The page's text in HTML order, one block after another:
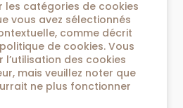
les catégories de cookies
vous avez sélectionnés
comme décrit
de cookies. Vous
l’utilisation des cookies
mais veuillez noter que
ne plus fonctionner